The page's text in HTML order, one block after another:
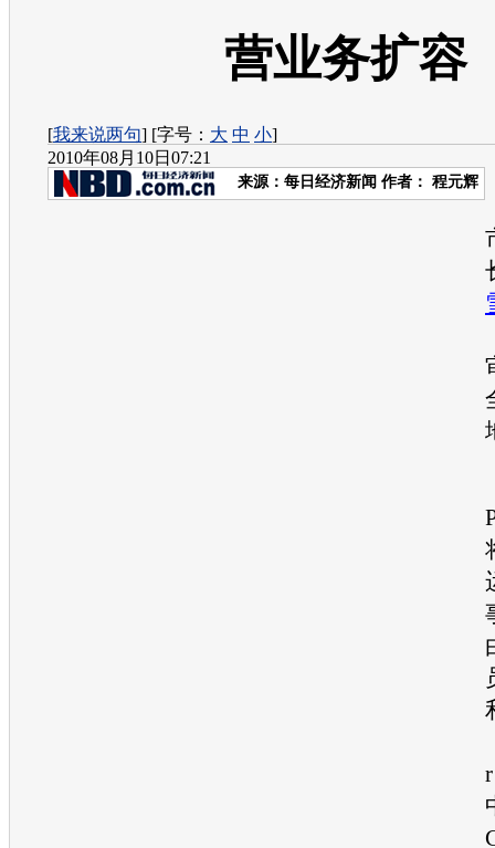
营业务扩容
[我来说两句] [字号： 大 中 小]
2010年08月10日07:21
来源： 每日经济新闻 作者： 程元辉